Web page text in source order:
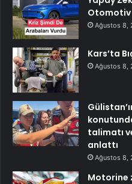
Otomotiv
Ağustos 8,
Kars’ta
Ağustos 8,
talimatı
anlattı
Ağustos 8,
Motorine